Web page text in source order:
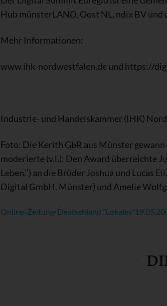
Hub münsterLAND, Oost NL, ndix BV
Mehr Informationen:
www.ihk-nordwestfalen.de und https://
Industrie- und Handelskammer (IHK)
Foto: Die Kerith GbR aus Münster
moderierte (v.l.): Den Award überreichte
Leben.“) an die Brüder Joshua und Lucas
Digital GmbH, Münster) und Amelie
Online-Zeitung-Deutschland "Lokales"